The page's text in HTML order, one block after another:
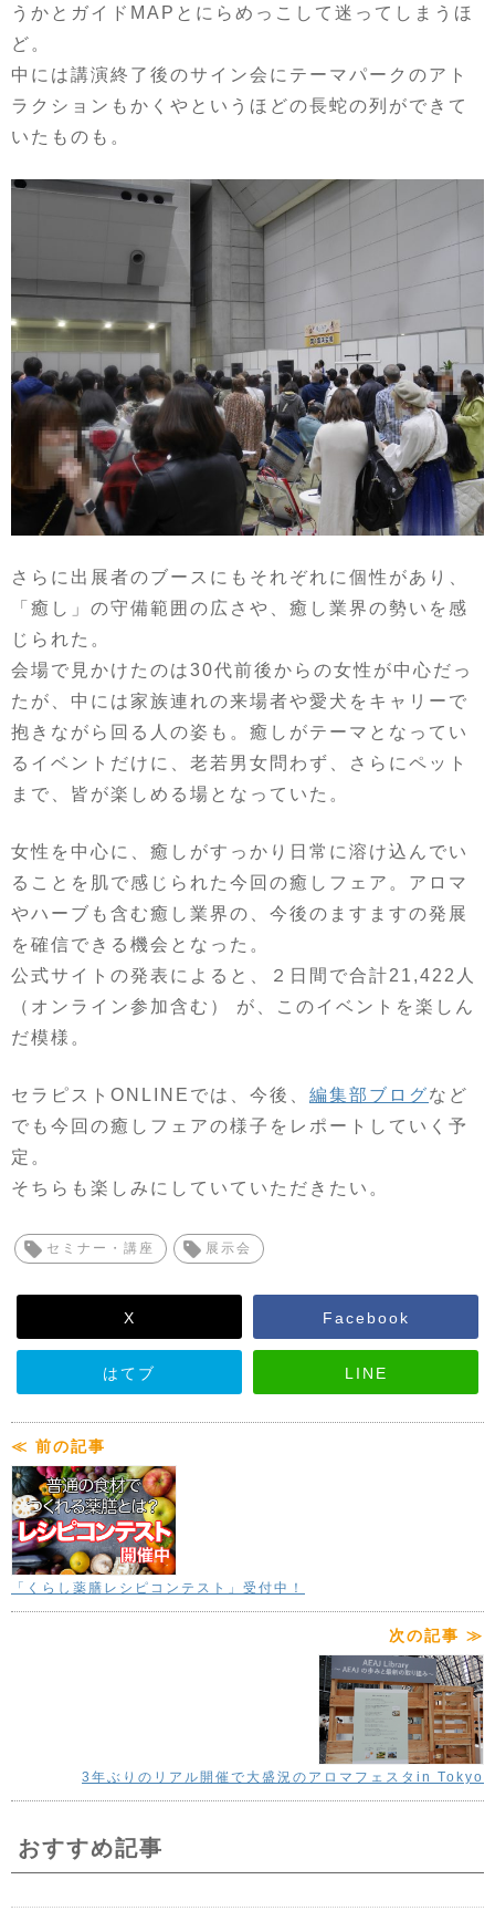
うかとガイドMAPとにらめっこして迷ってしまうほ
ど。
中には講演終了後のサイン会にテーマパークのアト
ラクションもかくやというほどの長蛇の列ができて
いたものも。
さらに出展者のブースにもそれぞれに個性があり、
「癒し」の守備範囲の広さや、癒し業界の勢いを感
じられた。
会場で見かけたのは30代前後からの女性が中心だっ
たが、中には家族連れの来場者や愛犬をキャリーで
抱きながら回る人の姿も。癒しがテーマとなってい
るイベントだけに、老若男女問わず、さらにペット
まで、皆が楽しめる場となっていた。
女性を中心に、癒しがすっかり日常に溶け込んでい
ることを肌で感じられた今回の癒しフェア。アロマ
やハーブも含む癒し業界の、今後のますますの発展
を確信できる機会となった。
公式サイトの発表によると、２日間で合計21,422人
（オンライン参加含む） が、このイベントを楽しん
だ模様。
セラピストONLINEでは、今後、 編集部ブログなど
でも今回の癒しフェアの様子をレポートしていく予
定。
そちらも楽しみにしていていただきたい。
セミナー・講座 展示会
X Facebook
はてブ LINE
≪ 前の記事
「くらし薬膳レシピコンテスト」受付中！
次の記事 ≫
3年ぶりのリアル開催で大盛況のアロマフェスタin Tokyo
おすすめ記事